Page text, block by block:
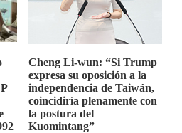
Cheng Li-wun: “Si Trump
expresa su oposición a la
independencia de Taiwán,
coincidiría plenamente con
la postura del
Kuomintang”